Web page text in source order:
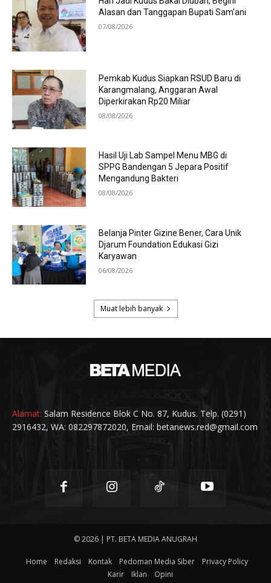
Alamat: Salam Residence Blok C No. 87, Kudus. Telp. (0291)
2916432, WA: 082297872020, Email: betanews.red@gmail.com
© 2026 | PT. BETA MEDIA ANUGRAH
Home Redaksi Kontak Pedoman Media Siber
Privacy Policy
Karir
Iklan Opini